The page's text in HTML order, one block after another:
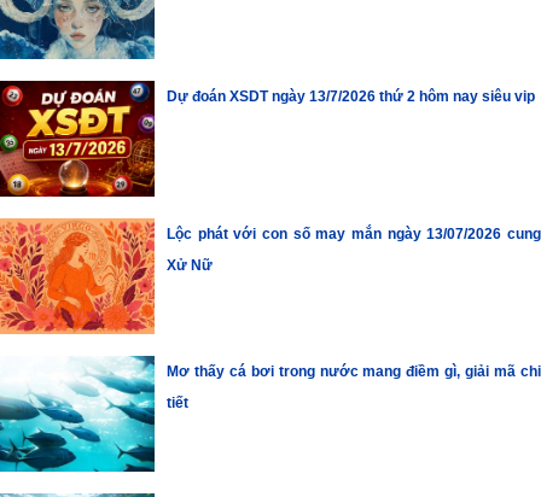
Dự đoán XSDT ngày 13/7/2026 thứ 2 hôm nay siêu vip
Lộc phát với con số may mắn ngày 13/07/2026 cung
Xử Nữ
Mơ thấy cá bơi trong nước mang điềm gì, giải mã chi
tiết